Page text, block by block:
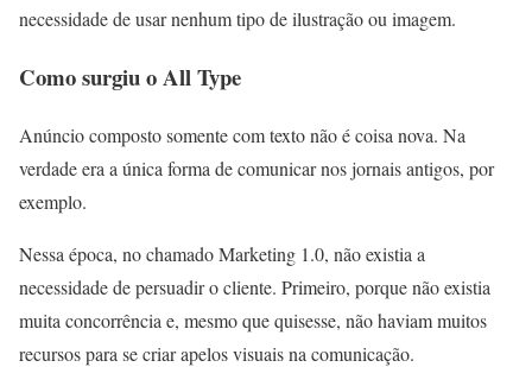
necessidade de usar nenhum tipo de ilustração ou imagem.
Como surgiu o All Type
Anúncio composto somente com texto não é coisa nova. Na
verdade era a única forma de comunicar nos jornais antigos, por
exemplo.
Nessa época, no chamado Marketing 1.0, não existia a
necessidade de persuadir o cliente. Primeiro, porque não existia
muita concorrência e, mesmo que quisesse, não haviam muitos
recursos para se criar apelos visuais na comunicação.